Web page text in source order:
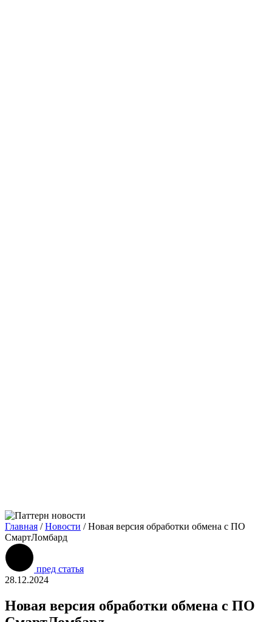
Главная /Новости /Новая версия обработки обмена с ПО
СмартЛомбард
пред статья
28.12.2024
Новая версия обработки обмена с ПО